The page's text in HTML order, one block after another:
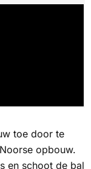
toe door te
opbouw.
en schoot de bal